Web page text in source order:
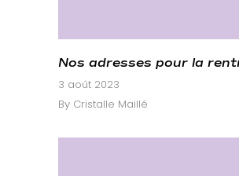
Nos adresses pour la
3 août 2023
By Cristalle Maillé